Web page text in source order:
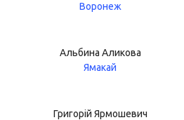
Воронеж
Альбина Аликова
Ямакай
Григорій Ярмошевич